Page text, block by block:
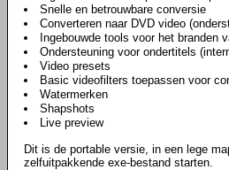
Snelle en betrouwbare conversie
Converteren naar DVD video
Ingebouwde tools voor het branden
Ondersteuning voor ondertitels
Video presets
Basic videofilters toepassen voor
Watermerken
Shapshots
Live preview
Dit is de portable versie, in een lege
zelfuitpakkende exe-bestand starten.